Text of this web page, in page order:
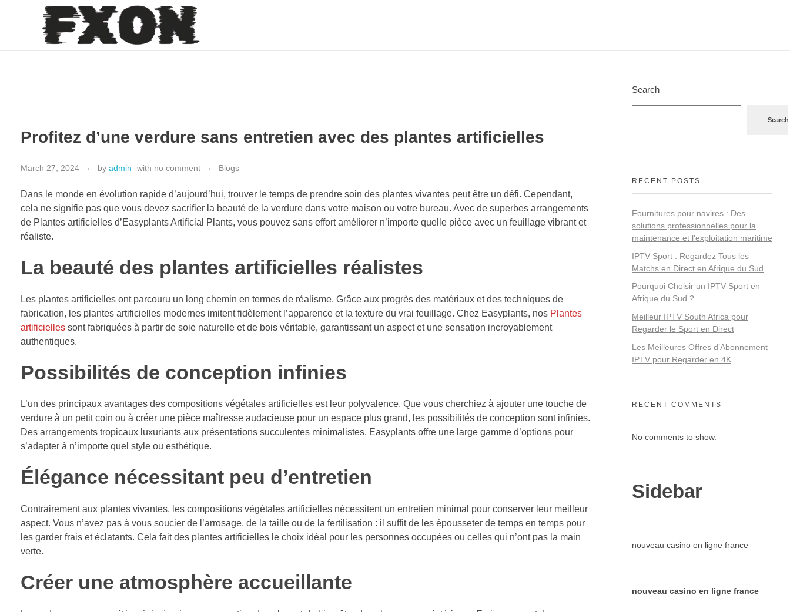
Profitez d’une verdure sans entretien avec des plantes artificielles
March 27, 2024 by admin with no comment Blogs
Dans le monde en évolution rapide d’aujourd’hui, trouver le temps de prendre soin des plantes vivantes peut être un défi. Cependant,
cela ne signifie pas que vous devez sacrifier la beauté de la verdure dans votre maison ou votre bureau. Avec de superbes arrangements
de Plantes artificielles d’Easyplants Artificial Plants, vous pouvez sans effort améliorer n’importe quelle pièce avec un feuillage vibrant et
réaliste.
La beauté des plantes artificielles réalistes
Les plantes artificielles ont parcouru un long chemin en termes de réalisme. Grâce aux progrès des matériaux et des techniques de
fabrication, les plantes artificielles modernes imitent fidèlement l’apparence et la texture du vrai feuillage. Chez Easyplants, nos Plantes
artificielles sont fabriquées à partir de soie naturelle et de bois véritable, garantissant un aspect et une sensation incroyablement
authentiques.
Possibilités de conception infinies
L’un des principaux avantages des compositions végétales artificielles est leur polyvalence. Que vous cherchiez à ajouter une touche de
verdure à un petit coin ou à créer une pièce maîtresse audacieuse pour un espace plus grand, les possibilités de conception sont infinies.
Des arrangements tropicaux luxuriants aux présentations succulentes minimalistes, Easyplants offre une large gamme d’options pour
s’adapter à n’importe quel style ou esthétique.
Élégance nécessitant peu d’entretien
Contrairement aux plantes vivantes, les compositions végétales artificielles nécessitent un entretien minimal pour conserver leur meilleur
aspect. Vous n’avez pas à vous soucier de l’arrosage, de la taille ou de la fertilisation : il suffit de les épousseter de temps en temps pour
les garder frais et éclatants. Cela fait des plantes artificielles le choix idéal pour les personnes occupées ou celles qui n’ont pas la main
verte.
Créer une atmosphère accueillante
Search
Search
RECENT POSTS
Fournitures pour navires : Des
solutions professionnelles pour la
maintenance et l’exploitation maritime
IPTV Sport : Regardez Tous les
Matchs en Direct en Afrique du Sud
Pourquoi Choisir un IPTV Sport en
Afrique du Sud ?
Meilleur IPTV South Africa pour
Regarder le Sport en Direct
Les Meilleures Offres d’Abonnement
IPTV pour Regarder en 4K
RECENT COMMENTS
No comments to show.
Sidebar
nouveau casino en ligne france
nouveau casino en ligne france